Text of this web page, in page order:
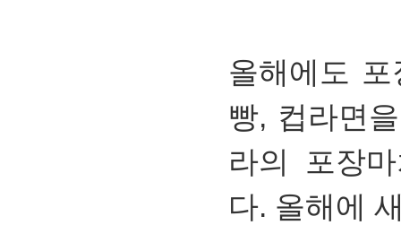
올해에도
빵, 컵라면
라의 포장
다. 올해에